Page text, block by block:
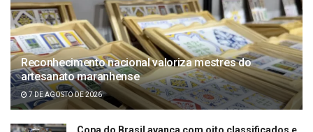
Reconhecimento nacional valoriza mestres do
artesanato maranhense
7 DE AGOSTO DE 2026